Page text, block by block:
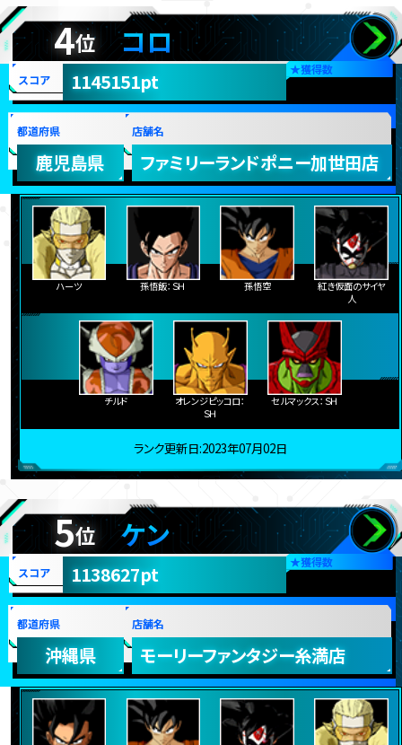
4位 コロ
★獲得数
スコア 1145151pt
都道府県
鹿児島県
店舗名
ファミリーランドポニー加世田店
ハーツ 孫悟飯：ＳＨ 孫悟空
紅き仮面のサイヤ
人
チルド
オレンジピッコロ：
ＳＨ
セルマックス：ＳＨ
ランク更新日:2023年07月02日
5位 ケン
★獲得数
スコア 1138627pt
都道府県
沖縄県
店舗名
モーリーファンタジー糸満店